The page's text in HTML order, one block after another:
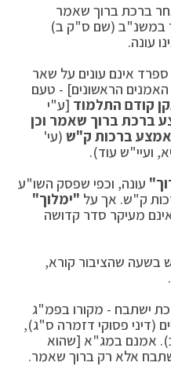
ברכת ברוך שאמר
במשנ"ב (שם ס"ק ב)
עונה.
אינם עונים על שאר
הראשונים] - טעם
קודם התלמוד [ע"י
ברכת ברוך שאמר וכן
ברכות ק"ש (עי'
ועיי"ש עוד).
עונה, וכפי שפסק השו"ע
ק"ש. אך על "ימלוך"
מעיקר סדר קדושה
בשעה שהציבור קורא,
ישתבח - מקורו בפמ"ג
(דיני פסוקי דזמרה ס"ג),
אמנם במג"א [שהוא
אלא רק ברוך שאמר.